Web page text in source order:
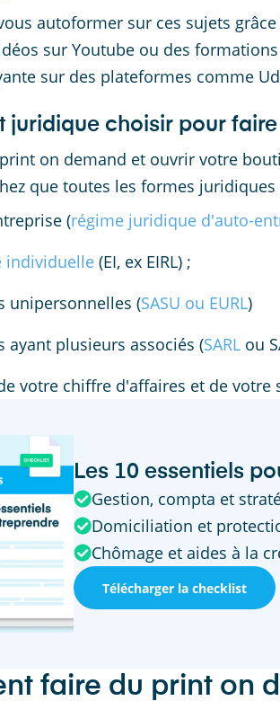
autoformer sur ces sujets
sur Youtube ou des
sur des plateformes comme
juridique choisir pour
on demand et ouvrir votre
que toutes les formes
(régime juridique d'auto-
individuelle (EI, ex EIRL) ;
unipersonnelles (SASU ou EURL)
ayant plusieurs associés (SARL ou
votre chiffre d'affaires et de
Les 10 essentiels
Gestion, compta et
Domiciliation et
Chômage et aides à la
Télécharger la checklist
faire du print on